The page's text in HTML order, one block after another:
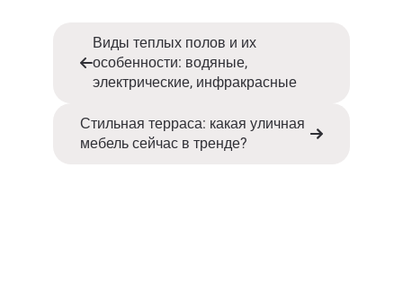
Виды теплых полов и их
особенности: водяные,
электрические, инфракрасные
Стильная терраса: какая уличная
мебель сейчас в тренде?